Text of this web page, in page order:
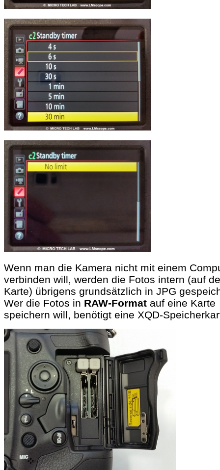
Wenn man die Kamera nicht mit einem
verbinden will, werden die Fotos intern (auf
Karte) übrigens grundsätzlich in JPG
Wer die Fotos in RAW-Format auf eine Karte
speichern will, benötigt eine XQD-